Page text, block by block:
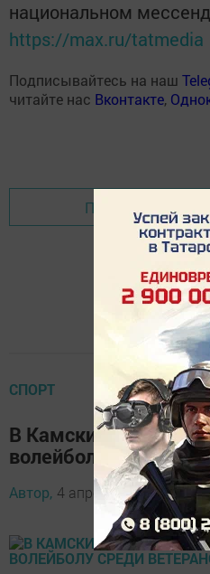
национальном
https://max.ru/tatmedia
Подписывайтесь на наш
читайте нас Вконтакте,
Перейти на
СПОРТ
В Камских Полянах
волейболу среди
Автор, 4 апреля 2017 - 08:48